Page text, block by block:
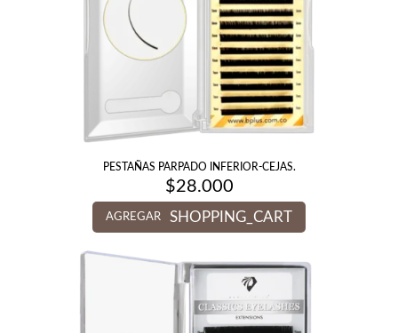
PESTAÑAS PARPADO INFERIOR-CEJAS.
$28.000
AGREGAR SHOPPING_CART